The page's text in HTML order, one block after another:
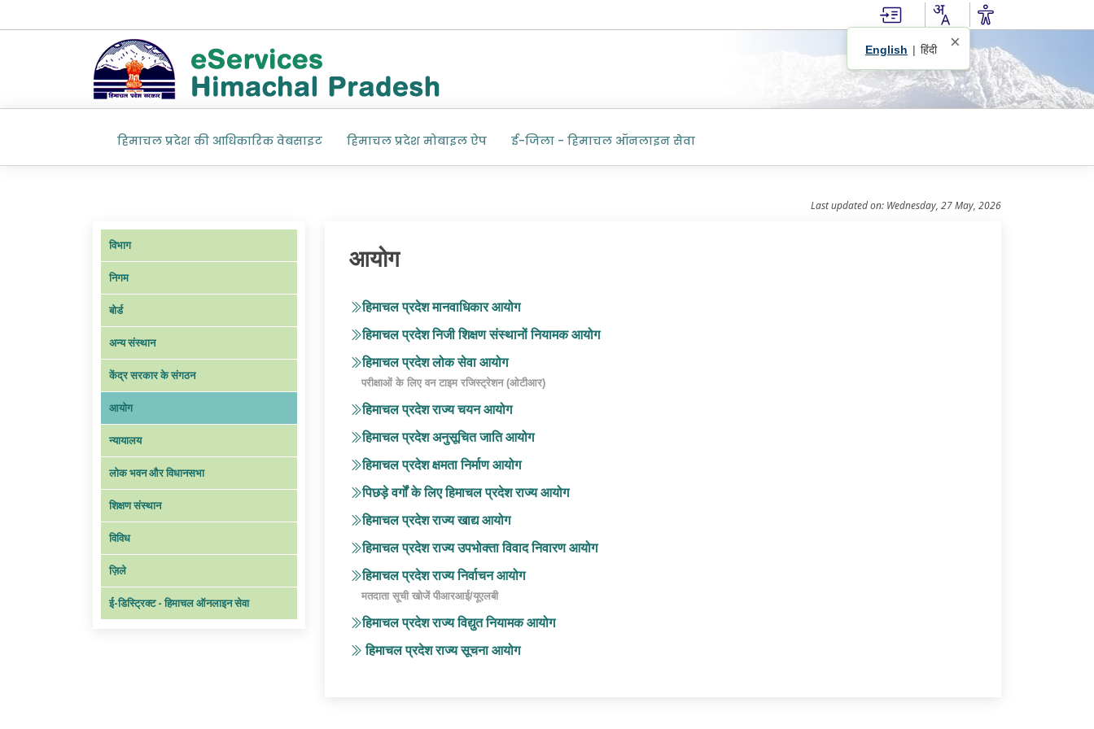
English | हिंदी ×
हिमाचल प्रदेश की आधिकारिक वेबसाइट हिमाचल प्रदेश मोबाइल ऐप ई-जिला - हिमाचल ऑनलाइन सेवा
Last updated on: Wednesday, 27 May, 2026
विभाग
निगम
बोर्ड
अन्य संस्थान
केंद्र सरकार के संगठन
आयोग
न्यायालय
लोक भवन और विधानसभा
शिक्षण संस्थान
विविध
ज़िले
ई-डिस्ट्रिक्ट - हिमाचल ऑनलाइन सेवा
आयोग
हिमाचल प्रदेश मानवाधिकार आयोग
हिमाचल प्रदेश निजी शिक्षण संस्थानों नियामक आयोग
हिमाचल प्रदेश लोक सेवा आयोग
परीक्षाओं के लिए वन टाइम रजिस्ट्रेशन (ओटीआर)
हिमाचल प्रदेश राज्य चयन आयोग
हिमाचल प्रदेश अनुसूचित जाति आयोग
हिमाचल प्रदेश क्षमता निर्माण आयोग
पिछड़े वर्गों के लिए हिमाचल प्रदेश राज्य आयोग
हिमाचल प्रदेश राज्य खाद्य आयोग
हिमाचल प्रदेश राज्य उपभोक्ता विवाद निवारण आयोग
हिमाचल प्रदेश राज्य निर्वाचन आयोग
मतदाता सूची खोजें पीआरआई/यूएलबी
हिमाचल प्रदेश राज्य विद्युत नियामक आयोग
हिमाचल प्रदेश राज्य सूचना आयोग